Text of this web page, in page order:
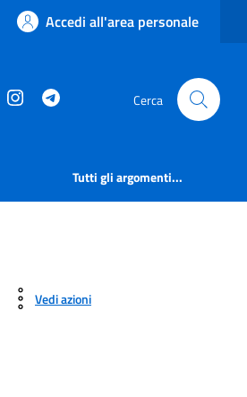
Accedi all'area personale
FacebookInstagram Cerca
Tutti gli argomenti...
Vedi azioni